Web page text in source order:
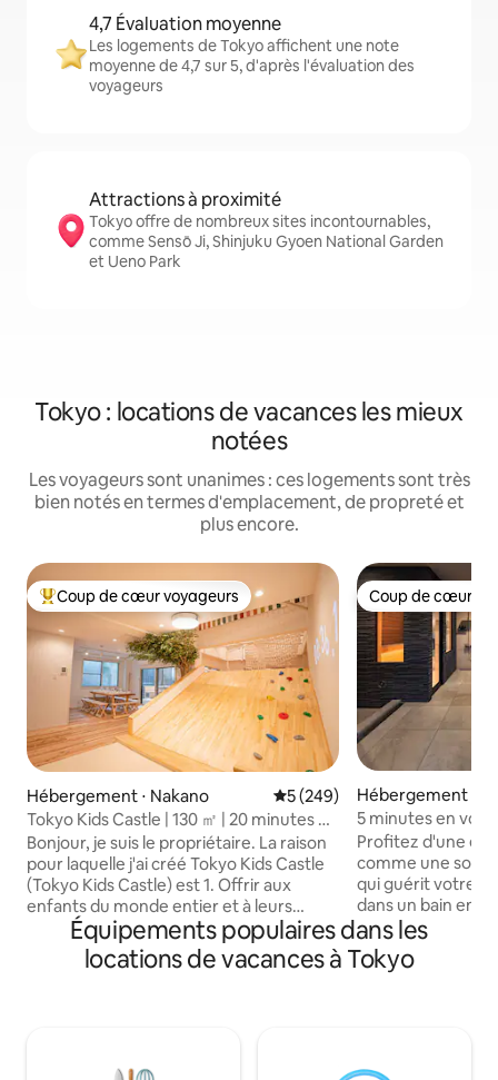
4,7 Évaluation moyenne
Les logements de Tokyo affichent une note
moyenne de 4,7 sur 5, d'après l'évaluation des
voyageurs
Attractions à proximité
Tokyo offre de nombreux sites incontournables,
comme Sensō Ji, Shinjuku Gyoen National Garden
et Ueno Park
Tokyo : locations de vacances les mieux
notées
Les voyageurs sont unanimes : ces logements sont très
bien notés en termes d'emplacement, de propreté et
plus encore.
Coups de cœur voyageurs les plus appréciés
Coup de cœur voyageurs
Hébergement ⋅ Nakano Évaluation moyenne sur la
5 (249)
Tokyo Kids Castle | 130 ㎡ | 20 minutes de
Shinjuku | 1 minute de la gare
Bonjour, je suis le propriétaire. La raison
pour laquelle j'ai créé Tokyo Kids Castle
(Tokyo Kids Castle) est 1. Offrir aux
enfants du monde entier et à leurs
familles un environnement de voyage et
de jeu plus confortable 2. Ne pas se
laisser abattre par le coronavirus,
puissent en faire l'expérience et y
Coup de cœur
Coup de cœur
Hébergement ⋅
u
5 minutes en
bain de pot,
karaoké/Wi-Fi/
séjours
Haneda
Profitez d'une
comme une
qui guérit votre
dans un bain en
Le Sauna Escape
environ 5
de Shibuya, à 25
privé » dans la
Équipements populaires dans les
locations de vacances à Tokyo